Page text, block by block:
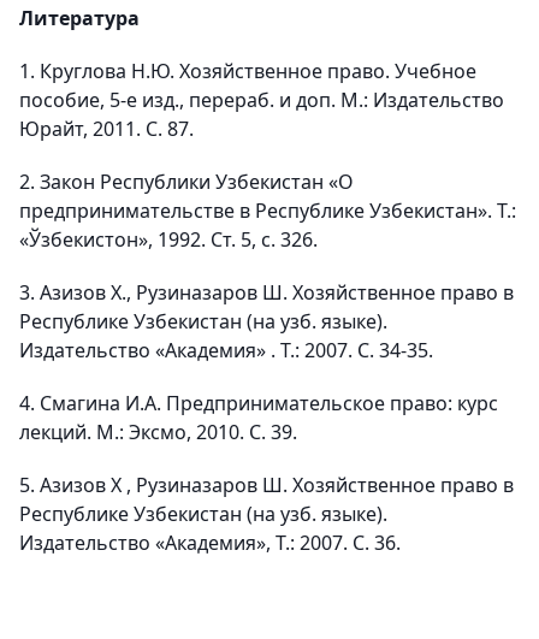
Литература
1. Круглова Н.Ю. Хозяйственное право. Учебное
пособие, 5-е изд., перераб. и доп. М.: Издательство
Юрайт, 2011. С. 87.
2. Закон Республики Узбекистан «О
предпринимательстве в Республике Узбекистан». Т.:
«Ўзбекистон», 1992. Ст. 5, с. 326.
3. Азизов Х., Рузиназаров Ш. Хозяйственное право в
Республике Узбекистан (на узб. языке).
Издательство «Академия» . Т.: 2007. С. 34-35.
4. Смагина И.А. Предпринимательское право: курс
лекций. М.: Эксмо, 2010. С. 39.
5. Азизов Х , Рузиназаров Ш. Хозяйственное право в
Республике Узбекистан (на узб. языке).
Издательство «Академия», Т.: 2007. С. 36.